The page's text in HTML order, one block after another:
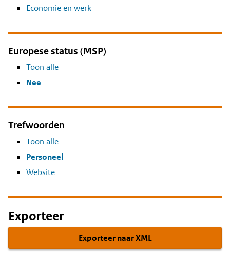
Economie en werk
Europese status (MSP)
Toon alle
Nee
Trefwoorden
Toon alle
Personeel
Website
Exporteer
Exporteer naar XML